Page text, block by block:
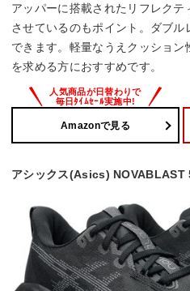
アッパーに搭載されたリフレク
させているのもポイント。ダブ
できます。軽量なうえクッショ
を求める方におすすめです。
Amazonで見る
アシックス(Asics) NOVABLAST